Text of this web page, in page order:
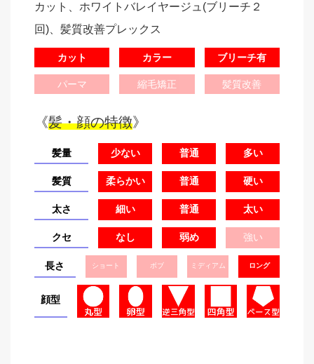
カット、ホワイトバレイヤージュ(ブリーチ２
回)、髪質改善プレックス
カット カラー ブリーチ有
パーマ 縮毛矯正 髪質改善
《髪・顔の特徴》
髪量 少ない 普通 多い
髪質 柔らかい 普通 硬い
太さ 細い 普通 太い
クセ なし 弱め 強い
長さ ショート ボブ ミディアム ロング
顔型